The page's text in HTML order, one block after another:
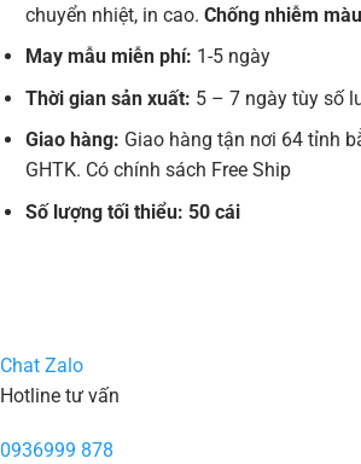
chuyển nhiệt, in cao. Chống nhiễm màu
May mẫu miễn phí: 1-5 ngày
Thời gian sản xuất: 5 – 7 ngày tùy số
Giao hàng: Giao hàng tận nơi 64 tỉnh
GHTK. Có chính sách Free Ship
Số lượng tối thiểu: 50 cái
Chat Zalo
Hotline tư vấn
0936999 878